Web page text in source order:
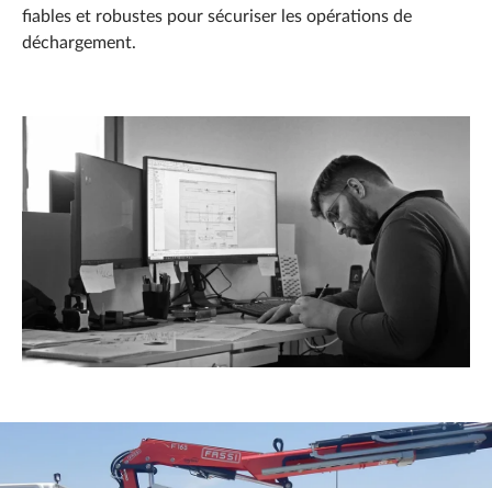
fiables et robustes pour sécuriser les opérations de
déchargement.